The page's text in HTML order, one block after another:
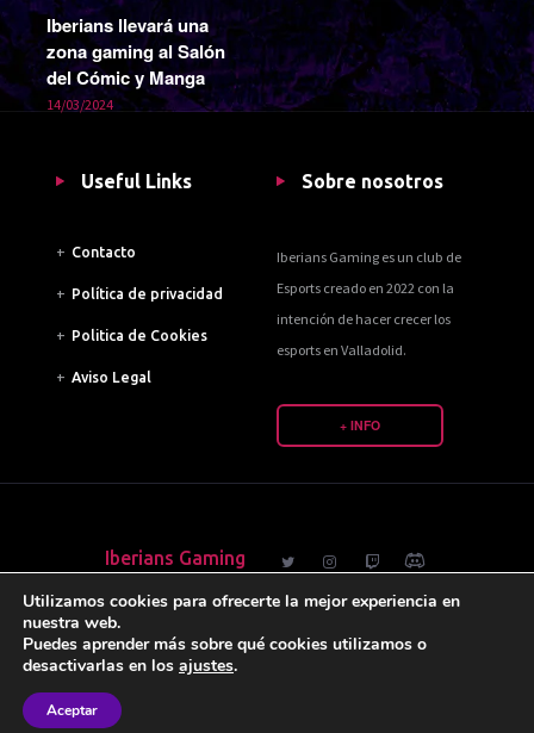
Utilizamos cookies para ofrecerte la mejor experiencia en
nuestra web.
Puedes aprender más sobre qué cookies utilizamos o
desactivarlas en los ajustes.
Aceptar
Iberians llevará una
zona gaming al Salón
del Cómic y Manga
14/03/2024
Useful Links
+ Contacto
+ Política de privacidad
+ Politica de Cookies
+ Aviso Legal
Sobre nosotros
Iberians Gaming es un club de
Esports creado en 2022 con la
intención de hacer crecer los
esports en Valladolid.
+ INFO
Iberians Gaming
@ Iberians Gaming 2024. Todos los derechos reservados.